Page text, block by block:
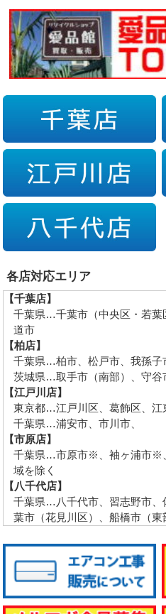
各店対応エリア
【千葉店】
千葉県…千葉市（中央区・若葉
道市
【柏店】
千葉県…柏市、松戸市、我孫子
茨城県…取手市（南部）、守谷
【江戸川店】
東京都…江戸川区、葛飾区、江
千葉県…浦安市、市川市、
【市原店】
千葉県…市原市※、袖ヶ浦市
域を除く
【八千代店】
千葉県…八千代市、習志野市、
葉市（花見川区）、船橋市（東